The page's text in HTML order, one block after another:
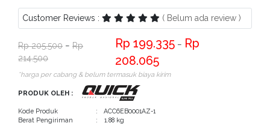
Customer Reviews : ( Belum ada review )
205.500 −
214.500
199.335 −
208.065
*harga per cabang & belum termasuk biaya kirim
PRODUK OLEH :
Kode Produk
: ACC6EB0001AZ-1
Berat Pengiriman
: 1.88 kg